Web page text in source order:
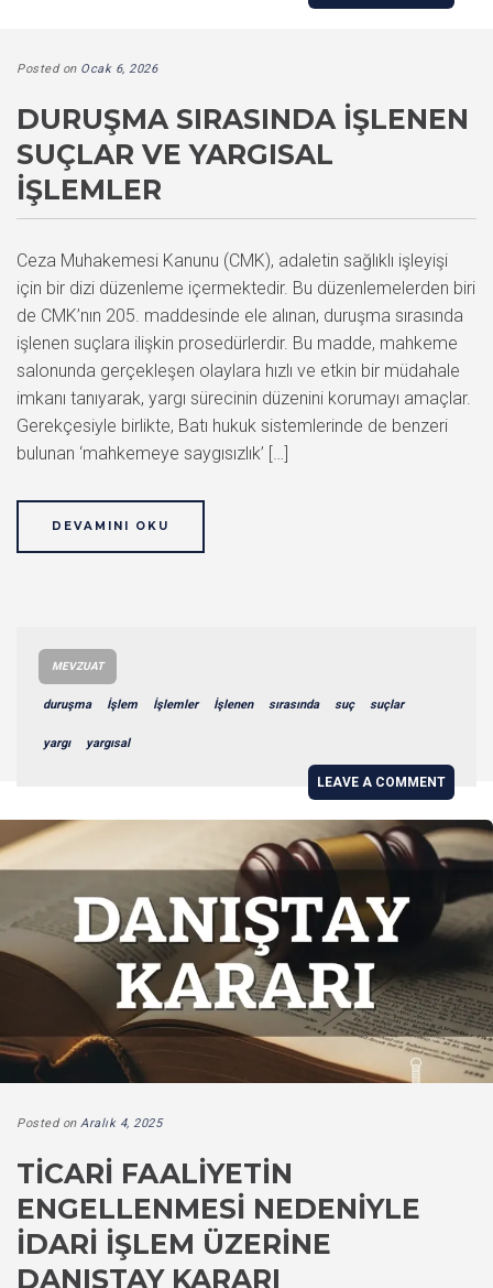
Posted on Ocak 6, 2026
DURUŞMA SIRASINDA İŞLENEN
SUÇLAR VE YARGISAL
İŞLEMLER
Ceza Muhakemesi Kanunu (CMK), adaletin sağlıklı işleyişi
için bir dizi düzenleme içermektedir. Bu düzenlemelerden biri
de CMK’nın 205. maddesinde ele alınan, duruşma sırasında
işlenen suçlara ilişkin prosedürlerdir. Bu madde, mahkeme
salonunda gerçekleşen olaylara hızlı ve etkin bir müdahale
imkanı tanıyarak, yargı sürecinin düzenini korumayı amaçlar.
Gerekçesiyle birlikte, Batı hukuk sistemlerinde de benzeri
bulunan ‘mahkemeye saygısızlık’ […]
DEVAMINI OKU
MEVZUAT
duruşma İşlem İşlemler İşlenen sırasında suç suçlar
yargı yargısal
LEAVE A COMMENT
Posted on Aralık 4, 2025
TICARI FAALIYETIN
ENGELLENMESI NEDENIYLE
İDARI İŞLEM ÜZERINE
DANIŞTAY KARARI